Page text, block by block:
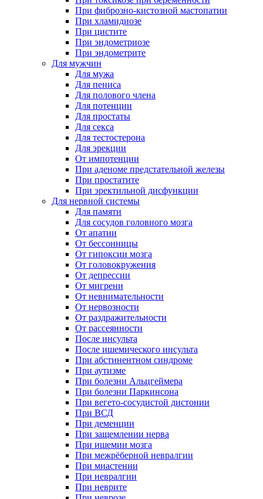
При фиброзно-кистозной мастопатии
При хламидиозе
При цистите
При эндометриозе
При эндометрите
Для мужчин
Для мужа
Для пениса
Для полового члена
Для потенции
Для простаты
Для секса
Для тестостерона
Для эрекции
От импотенции
При аденоме предстательной железы
При простатите
При эректильной дисфункции
Для нервной системы
Для памяти
Для сосудов головного мозга
От апатии
От бессонницы
От гипоксии мозга
От головокружения
От депрессии
От мигрени
От невнимательности
От нервозности
От раздражительности
От рассеянности
После инсульта
После ишемического инсульта
При абстинентном синдроме
При аутизме
При болезни Альцгеймера
При болезни Паркинсона
При вегето-сосудистой дистонии
При ВСД
При деменции
При защемлении нерва
При ишемии мозга
При межрёберной невралгии
При миастении
При невралгии
При неврите